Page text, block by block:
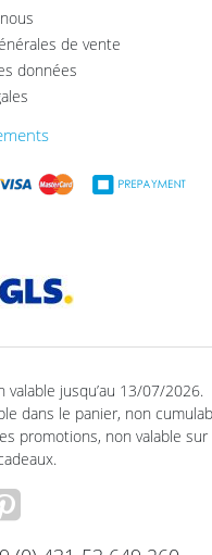
de vente
données
valable jusqu’au 13/07/2026.
dans le panier, non
promotions, non valable sur